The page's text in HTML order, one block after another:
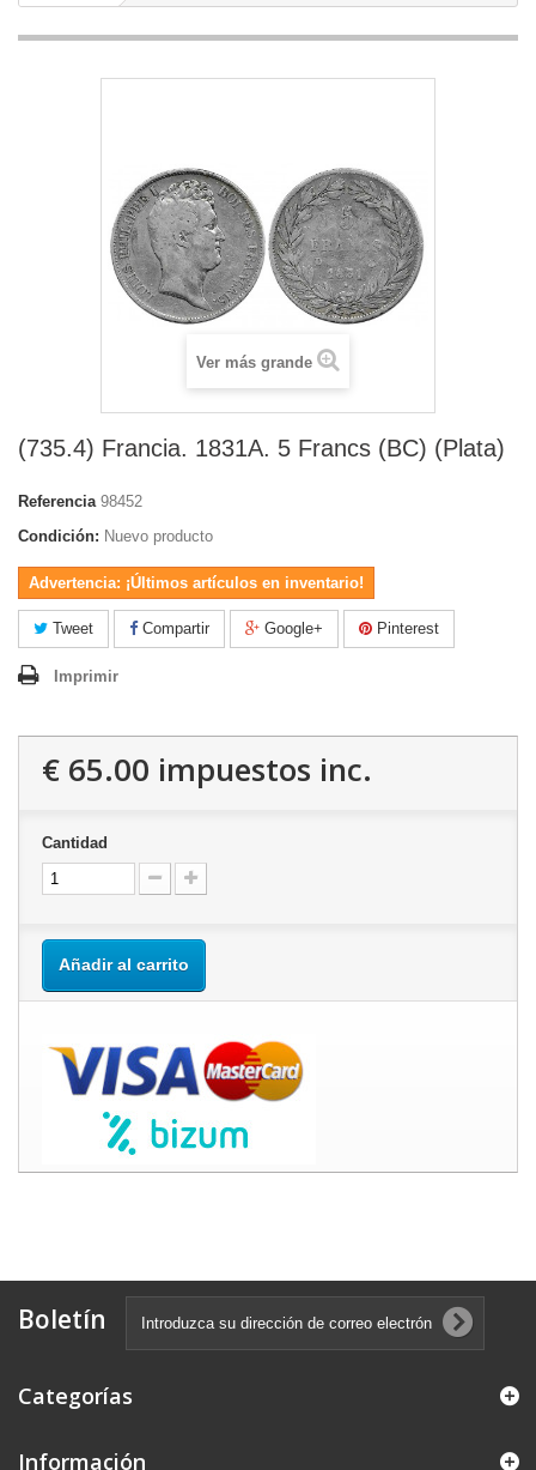
Ver más grande
(735.4) Francia. 1831A. 5 Francs (BC) (Plata)
Referencia 98452
Condición: Nuevo producto
Advertencia: ¡Últimos artículos en inventario!
Tweet Compartir Google+ Pinterest
Imprimir
€ 65.00 impuestos inc.
Cantidad
Añadir al carrito
Boletín
Categorías
Información